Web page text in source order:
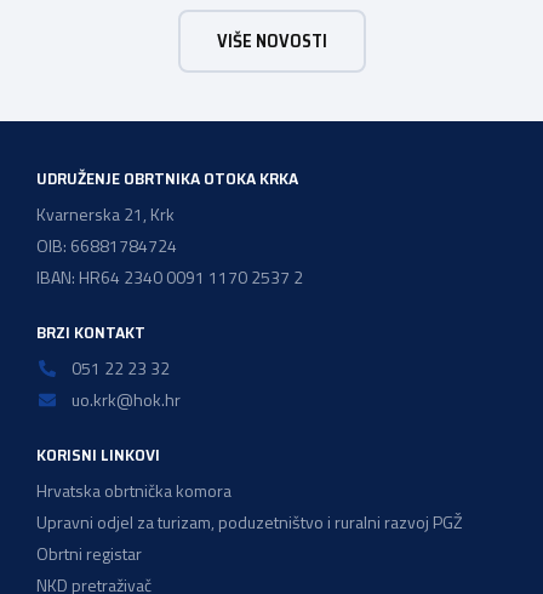
majstor elektroinstalater, majstor frizer, majstor
vodoinstalatera, instalatera grijanja i klimatizacije te
majstora automehaničara. Najveći broj navedenih
VIŠE NOVOSTI
UDRUŽENJE OBRTNIKA OTOKA KRKA
Kvarnerska 21, Krk
OIB: 66881784724
IBAN: HR64 2340 0091 1170 2537 2
BRZI KONTAKT
051 22 23 32
uo.krk@hok.hr
KORISNI LINKOVI
Hrvatska obrtnička komora
Upravni odjel za turizam, poduzetništvo i ruralni razvoj PGŽ
Obrtni registar
NKD pretraživač